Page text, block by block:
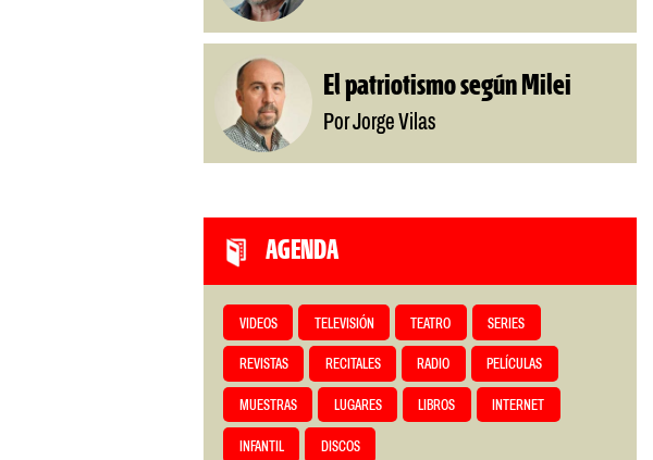
El patriotismo según Milei
Por Jorge Vilas
AGENDA
VIDEOS TELEVISIÓN TEATRO SERIES
REVISTAS RECITALES RADIO PELÍCULAS
MUESTRAS LUGARES LIBROS INTERNET
INFANTIL DISCOS